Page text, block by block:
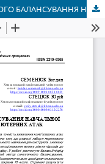
ДОСЛІДЖЕННЯ ВПЛИВУ СИНТЕТИЧНОГО БАЛАНСУВАННЯ НАВЧАЛЬНОЇ ВИБІРКИ НА ТОЧНІСТЬ ВИЯВЛЕННЯ КОМП’ЮТЕРНИХ АТАК